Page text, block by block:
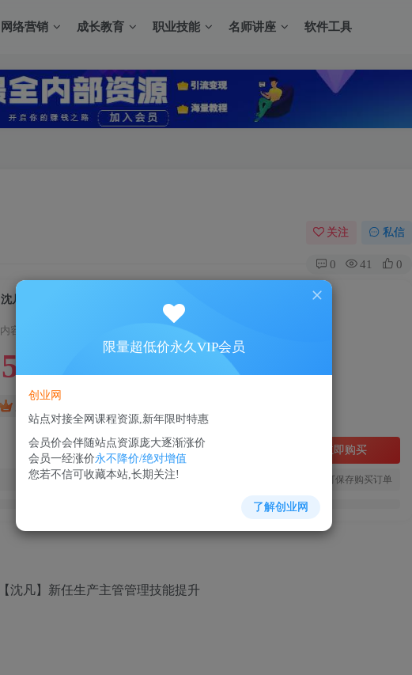
网络营销 成长教育 职业技能 名师讲座 软件工具
关注 私信
0 41 0
沈凡】新任生产主管管理技能提升
容为付费资源，请付费后查看
5￥ 88
立即购买
您当前未登录！建议登陆后购买，可保存购买订单
沈凡】新任生产主管管理技能提升
限量超低价永久VIP会员
创业网
站点对接全网课程资源,新年限时特惠
会员价会伴随站点资源庞大逐渐涨价
会员一经涨价永不降价/绝对增值
您若不信可收藏本站,长期关注!
了解创业网